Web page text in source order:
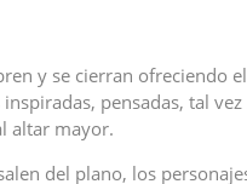
y se cierran ofreciendo
pensadas, tal
altar mayor.
del plano, los